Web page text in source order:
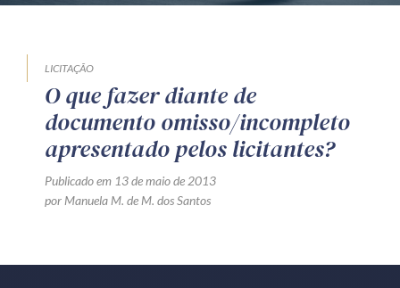
LICITAÇÃO
O que fazer diante de
documento omisso/incompleto
apresentado pelos licitantes?
Publicado em 13 de maio de 2013
por Manuela M. de M. dos Santos